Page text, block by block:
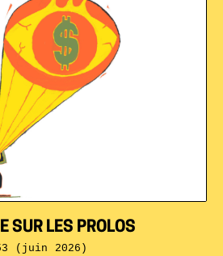
SUR LES PROLOS
(juin 2026)